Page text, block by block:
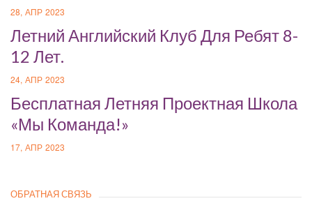
28, АПР 2023
Летний Английский Клуб Для Ребят 8-
12 Лет.
24, АПР 2023
Бесплатная Летняя Проектная Школа
«Мы Команда!»
17, АПР 2023
ОБРАТНАЯ СВЯЗЬ